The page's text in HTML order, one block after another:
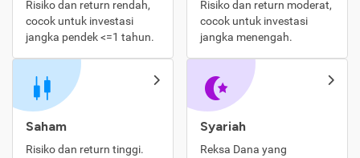
Risiko dan return rendah,
cocok untuk investasi
jangka pendek <=1 tahun.
Risiko dan return moderat,
cocok untuk investasi
jangka menengah.
Saham
Risiko dan return tinggi.
Syariah
Reksa Dana yang